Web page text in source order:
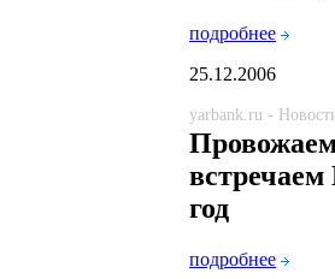
подробнее
25.12.2006
yarbank.ru -
год
подробнее